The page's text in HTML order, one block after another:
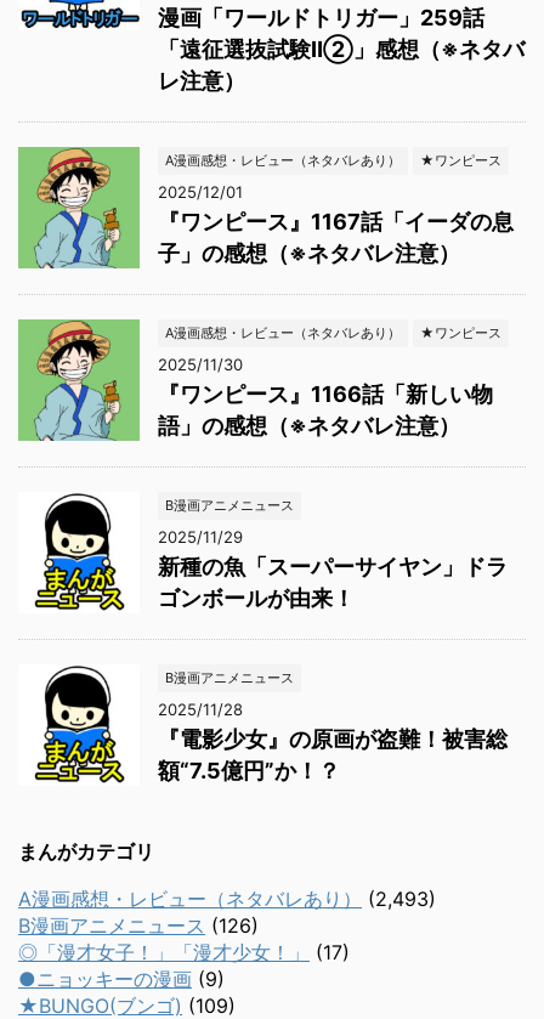
漫画「ワールドトリガー」259話
「遠征選抜試験Ⅱ②」感想（※ネタバ
レ注意）
A漫画感想・レビュー（ネタバレあり） ★ワンピース
2025/12/01
『ワンピース』1167話「イーダの息
子」の感想（※ネタバレ注意）
A漫画感想・レビュー（ネタバレあり） ★ワンピース
2025/11/30
『ワンピース』1166話「新しい物
語」の感想（※ネタバレ注意）
B漫画アニメニュース
2025/11/29
新種の魚「スーパーサイヤン」ドラ
ゴンボールが由来！
B漫画アニメニュース
2025/11/28
『電影少女』の原画が盗難！被害総
額“7.5億円”か！？
まんがカテゴリ
A漫画感想・レビュー（ネタバレあり）
(2,493)
B漫画アニメニュース (126)
◎「漫才女子！」「漫才少女！」
(17)
●ニョッキーの漫画 (9)
★BUNGO(ブンゴ) (109)